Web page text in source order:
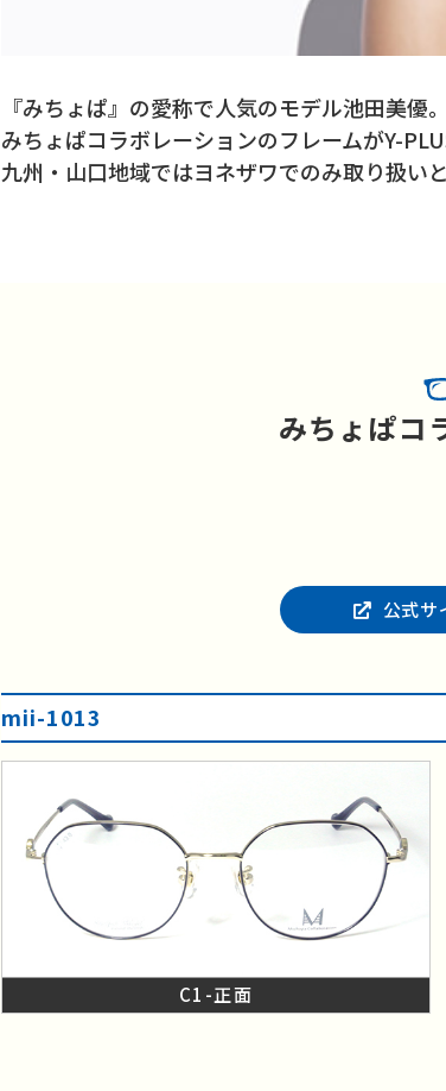
『みちょぱ』の愛称で人気のモデル池田美優。
みちょぱコラボレーションのフレームがY-
九州・山口地域ではヨネザワでのみ取り扱いと
みちょぱコ
公式サ
mii-1013
C1-正面